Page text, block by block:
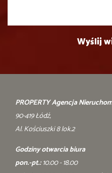
PROPERTY Agencja
90-419 Łódź,
Al. Kościuszki 8 lok.2
Godziny otwarcia biura
pon.-pt.:10.00 - 18.00